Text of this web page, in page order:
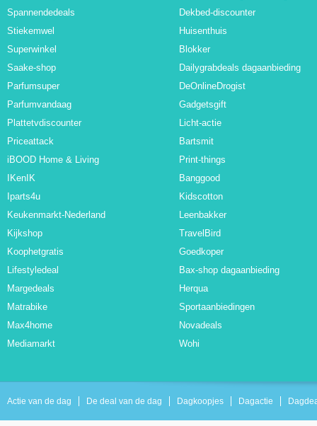
Spannendedeals
Stiekemwel
Superwinkel
Saake-shop
Parfumsuper
Parfumvandaag
Plattetvdiscounter
Priceattack
iBOOD Home & Living
IKenIK
Iparts4u
Keukenmarkt-Nederland
Kijkshop
Koophetgratis
Lifestyledeal
Margedeals
Matrabike
Max4home
Mediamarkt
Dekbed-discounter
Huisenthuis
Blokker
Dailygrabdeals dagaanbieding
DeOnlineDrogist
Gadgetsgift
Licht-actie
Bartsmit
Print-things
Banggood
Kidscotton
Leenbakker
TravelBird
Goedkoper
Bax-shop dagaanbieding
Herqua
Sportaanbiedingen
Novadeals
Wohi
Actie van de dag De deal van de dag Dagkoopjes Dagactie